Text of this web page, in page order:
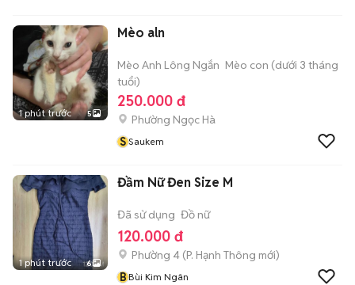
1 phút trước 5
Mèo aln
Mèo Anh Lông Ngắn Mèo con (dưới 3 tháng
tuổi)
250.000 đ
Phường Ngọc Hà
S Saukem
1 phút trước 6
Đầm Nữ Đen Size M
Đã sử dụng Đồ nữ
120.000 đ
Phường 4 (P. Hạnh Thông mới)
BBùi Kim Ngân